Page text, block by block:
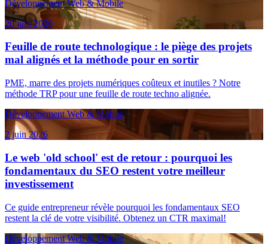
Développement Web & Mobile
20 juin 2026
Feuille de route technologique : le piège des projets
mal alignés et la méthode pour en sortir
PME, marre des projets numériques coûteux et inutiles ? Notre
méthode TRP pour une feuille de route techno alignée.
Développement Web & Mobile
2 juin 2026
Le web 'old school' est de retour : pourquoi les
fondamentaux du SEO restent votre meilleur
investissement
Ce guide entrepreneur révèle pourquoi les fondamentaux SEO
restent la clé de votre visibilité. Obtenez un CTR maximal!
Développement Web & Mobile